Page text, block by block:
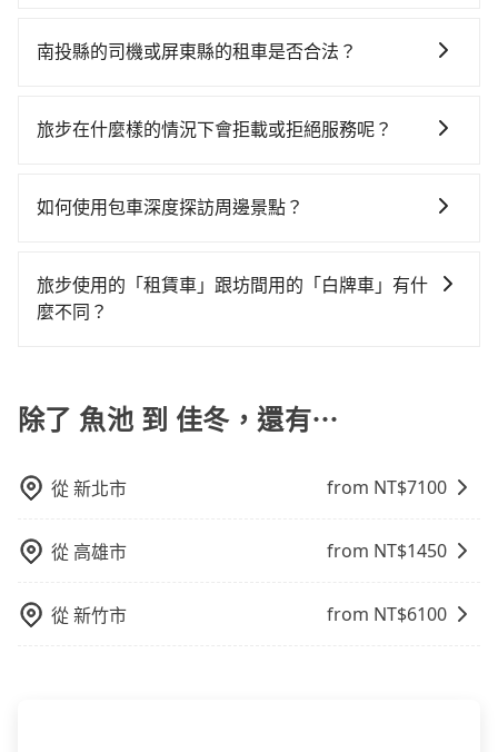
假設一人獨行，交通費總計5,090元。不過南投縣領有合
500倍。縱使幸運攔到一輛小黃了，南投縣少部分小黃司
費約4,710元，費時3小時25分鐘。選擇搭乘高鐵而不預
tripool！
將eTag和可能的每小時40元路邊停車費用預估進去，但
Vios這類乘坐體驗較差的車款，如果人數超過四位，更
客遺留的垃圾或者撞凹的車門仍未被修理，每一次租車
時卻偏偏找不到停車位，對於急著用車或者要載其他乘
客的人來說就有不小的風險。最後，雖然路邊隨租隨還
元間，但如改預約tripool可省高達$4,000。但如果你無
說要臨時叫到小黃的難度是台北或新北的500倍之多。如
計程車司機不按錶計費，約有58%會採現場議價，建議
佳選擇。
型車為主，車款品牌以豐田Toyota、福特Ford、福斯
車，百分百無菸車，乘客均有最高500萬乘客險。如果有
南投縣的司機或屏東縣的租車是否合法？
車、私家車或野雞車在招攬生意，這不僅是違法可能被
都無法監控或追查。最好別為了省小錢而冒上不必要的
駕駛執照以及良民證外，車輛一定投保最高300萬乘客
險。最好辨別叫的車是否合法，就看車牌的開頭，只要
旅步在什麼樣的情況下會拒載或拒絕服務呢？
原因，司機有權拒絕服務： 1) 當日搭車人數或行李超過
同行，卻無自備或加購兒童座椅。提醒您，為了保護孩
童的安全，依道路交通安全規則規定，四歲以下的孩童
如何使用包車深度探訪周邊景點？
的便利性和彈性，探訪更多的景點，並且可以按照自己
的節奏和時間進行遊覽。除了景點本身，還可以體驗周
和內幕，並且可以在旅途中收集更多的故事和經驗，豐
富自己的旅程。
旅步使用的「租賃車」跟坊間用的「白牌車」有什
麼不同？
為旅步貴賓服務用車。與一些私家車充當營業用車違法
接載的「白牌車」不同。旅步所使用的車輛合法且符合
除了 魚池 到 佳冬，還有⋯
從新北市 from NT$7100
從 高雄市 from NT$1450
從新竹市 from NT$6100